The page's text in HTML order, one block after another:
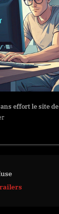
effort le site